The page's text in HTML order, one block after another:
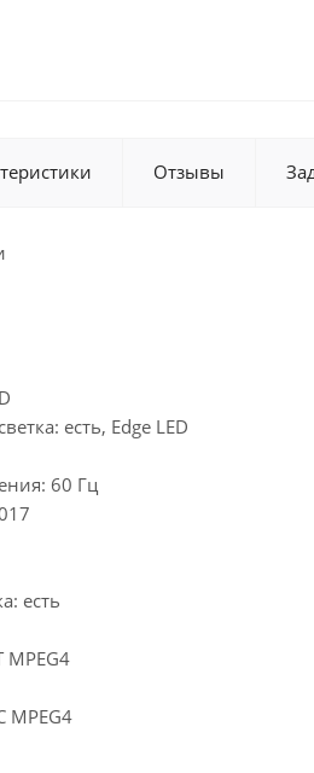
Отзывы
есть, Edge LED
60 Гц
есть
MPEG4